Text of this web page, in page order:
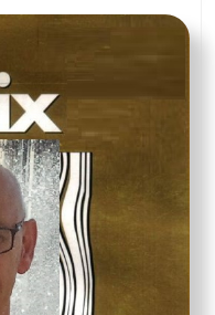
Mix
maart